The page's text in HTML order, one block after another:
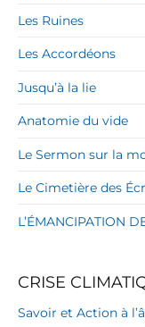
Les Ruines
Les Accordéons
Jusqu’à la lie
Anatomie du vide
Le Sermon sur la
Le Cimetière des
L’ÉMANCIPATION
CRISE
Savoir et Action à